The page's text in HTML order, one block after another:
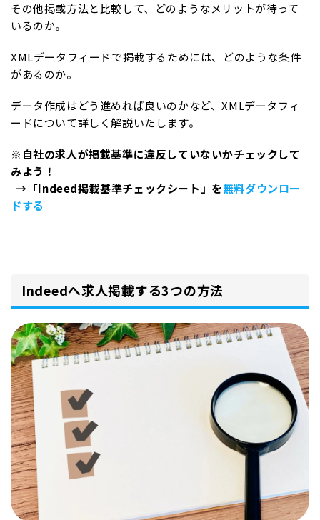
その他掲載方法と比較して、どのようなメリットが待って
いるのか。
XMLデータフィードで掲載するためには、どのような条件
があるのか。
データ作成はどう進めれば良いのかなど、XMLデータフィ
ードについて詳しく解説いたします。
※ 自社の求人が掲載基準に違反していないかチェックして
みよう！
→「Indeed掲載基準チェックシート」を無料ダウンロー
ドする
Indeedへ求人掲載する3つの方法